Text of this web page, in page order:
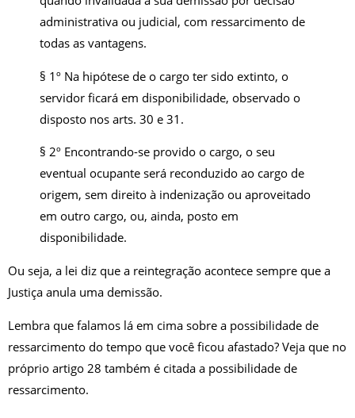
administrativa ou judicial, com ressarcimento de
todas as vantagens.
§ 1º Na hipótese de o cargo ter sido extinto, o
servidor ficará em disponibilidade, observado o
disposto nos arts. 30 e 31.
§ 2º Encontrando-se provido o cargo, o seu
eventual ocupante será reconduzido ao cargo de
origem, sem direito à indenização ou aproveitado
em outro cargo, ou, ainda, posto em
disponibilidade.
Ou seja, a lei diz que a reintegração acontece sempre que a
Justiça anula uma demissão.
Lembra que falamos lá em cima sobre a possibilidade de
ressarcimento do tempo que você ficou afastado? Veja que no
próprio artigo 28 também é citada a possibilidade de
ressarcimento.